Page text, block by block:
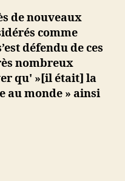
qui
« prouvent »
qu' »[il
est]
la
de nouveaux
comme
défendu de ces
nombreux
qu' »[il était] la
au monde » ainsi